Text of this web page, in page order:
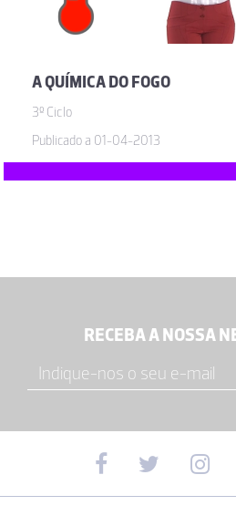
A QUÍMICA DO FOGO
3º Ciclo
Publicado a 01-04-2013
RECEBA A NOSSA